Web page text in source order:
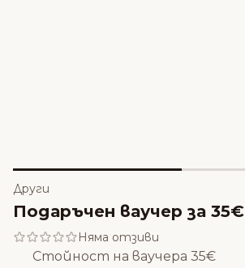
Други
Подаръчен ваучер за 35€
Няма отзиви
Стойност на ваучера 35€